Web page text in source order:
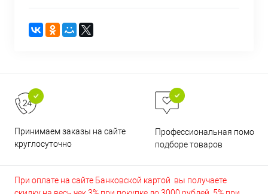
Принимаем заказы на сайте
круглосуточно
Профессиональная помощь
подборе товаров
При оплате на сайте Банковской картой вы получаете